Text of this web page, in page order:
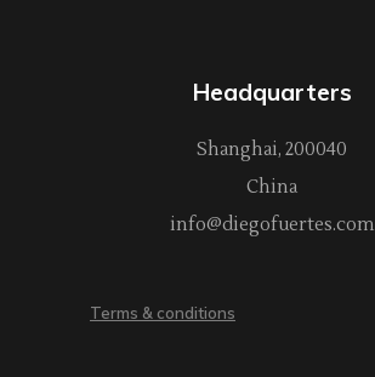
Headquarters
Shanghai, 200040
China
info@diegofuertes.com
Terms & conditions